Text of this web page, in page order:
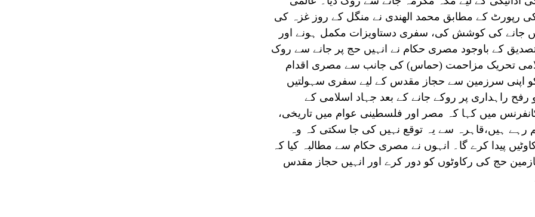
کی رپورٹ کے مطابق محمد الھندی نے منگل کے روز غزہ کی
جانے کی کوشش کی، سفری دستاویزات مکمل ہونے اور
کے باوجود مصری حکام نے انہیں حج پر جانے سے روک
تحریک مزاحمت (حماس) کی جانب سے مصری اقدام
اپنی سرزمین سے حجاز مقدس کے لیے سفری سہولتیں
رفح راہداری پر روکے جانے کے بعد جہاد اسلامی کے
میں کہا کہ مصر اور فلسطینی عوام میں تاریخی،
رہے ہیں،قاہرہ سے یہ توقع نہیں کی جا سکتی کہ وہ
پیدا کرے گا۔ انہوں نے مصری حکام سے مطالبہ کیا کہ
حج کی رکاوٹوں کو دور کرے اور انہیں حجاز مقدس